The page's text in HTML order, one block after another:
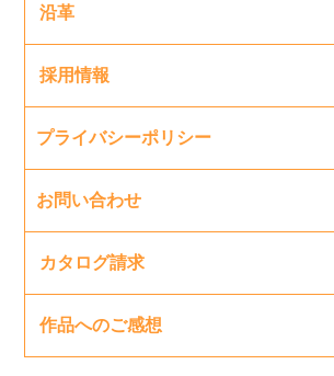
沿革
採用情報
プライバシーポリシー
お問い合わせ
カタログ請求
作品へのご感想